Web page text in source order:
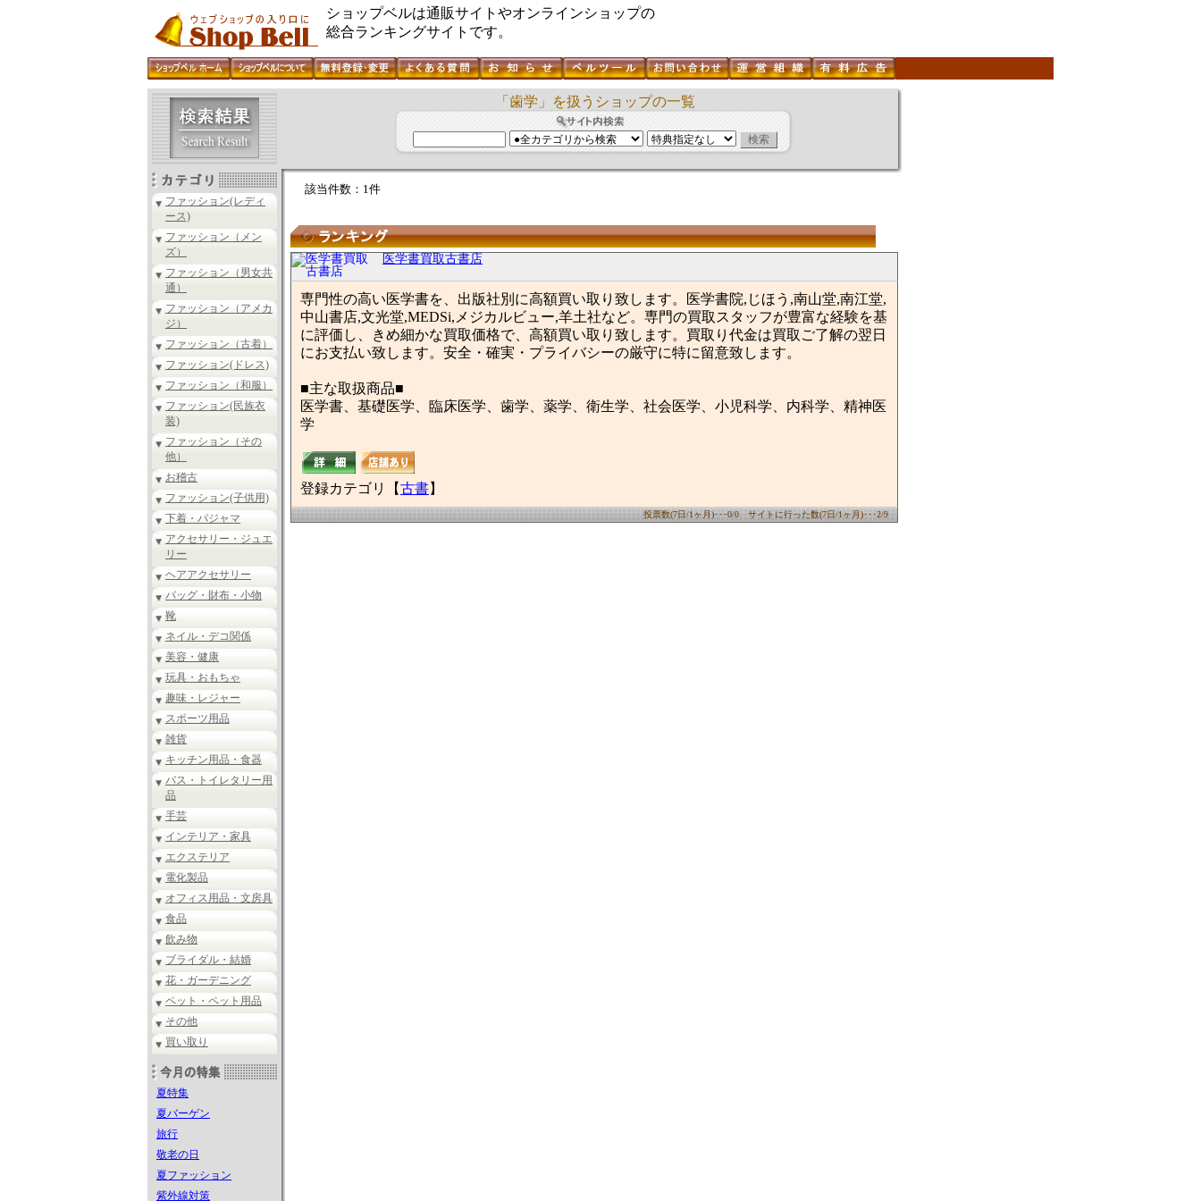
ショップベルは通販サイトやオンラインショップの
総合ランキングサイトです。
ファッション(レディ
ース)
ファッション（メン
ズ）
ファッション（男女共
通）
ファッション（アメカ
ジ）
ファッション（古着）
ファッション(ドレス)
ファッション（和服）
ファッション(民族衣
装)
ファッション（その
他）
お稽古
ファッション(子供用)
下着・パジャマ
アクセサリー・ジュエ
リー
ヘアアクセサリー
バッグ・財布・小物
靴
ネイル・デコ関係
美容・健康
玩具・おもちゃ
趣味・レジャー
スポーツ用品
雑貨
キッチン用品・食器
バス・トイレタリー用
品
手芸
インテリア・家具
エクステリア
電化製品
オフィス用品・文房具
食品
飲み物
ブライダル・結婚
花・ガーデニング
ペット・ペット用品
その他
買い取り
夏特集
夏バーゲン
旅行
敬老の日
夏ファッション
紫外線対策
「歯学」を扱うショップの一覧
該当件数：1件
医学書買取古書店
専門性の高い医学書を、出版社別に高額買い取り致します。医学書院,じほう,南山堂,南江堂,
中山書店,文光堂,MEDSi,メジカルビュー,羊土社など。専門の買取スタッフが豊富な経験を基
に評価し、きめ細かな買取価格で、高額買い取り致します。買取り代金は買取ご了解の翌日
にお支払い致します。安全・確実・プライバシーの厳守に特に留意致します。
■主な取扱商品■
医学書、基礎医学、臨床医学、歯学、薬学、衛生学、社会医学、小児科学、内科学、精神医
学
登録カテゴリ【古書】
投票数(7日/1ヶ月)･･･0/0 サイトに行った数(7日/1ヶ月)･･･2/9